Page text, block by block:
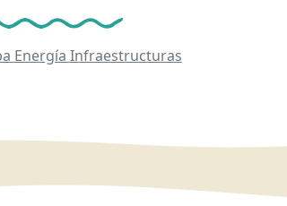
Energía Infraestructuras